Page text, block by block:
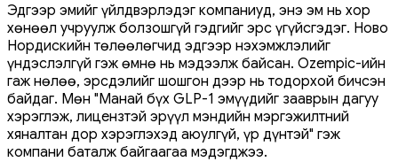
Эдгээр эмийг үйлдвэрлэдэг компаниуд, энэ эм нь хор
хөнөөл учруулж болзошгүй гэдгийг эрс үгүйсгэдэг. Ново
Нордискийн төлөөлөгчид эдгээр нэхэмжлэлийг
үндэслэлгүй гэж өмнө нь мэдээлж байсан. Ozempic-ийн
гаж нөлөө, эрсдэлийг шошгон дээр нь тодорхой бичсэн
байдаг. Мөн "Манай бүх GLP-1 эмүүдийг зааврын дагуу
хэрэглэж, лицензтэй эрүүл мэндийн мэргэжилтний
хяналтан дор хэрэглэхэд аюулгүй, үр дүнтэй" гэж
компани баталж байгаагаа мэдэгджээ.